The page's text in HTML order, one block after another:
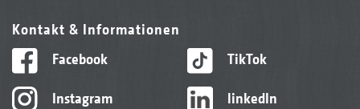
Kontakt & Informationen
Facebook
Instagram
TikTok
linkedIn